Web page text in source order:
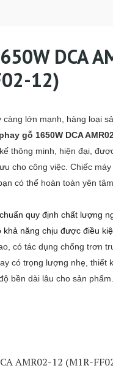
DCA
12)
càng lớn mạnh, hàng loại
gỗ 1650W DCA
thông minh, hiện đại,
cho công việc. Chiếc
có thể hoàn toàn yên
quy định chất lượng
năng chịu được điều
có tác dụng chống trơn
có trọng lượng nhẹ, thiết
bền dài lâu cho sản phẩm.